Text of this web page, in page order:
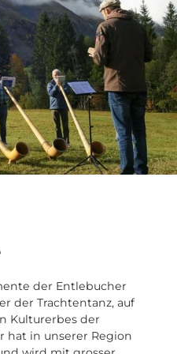
der Entlebucher
der Trachtentanz, auf
Kulturerbes der
hat in unserer Region